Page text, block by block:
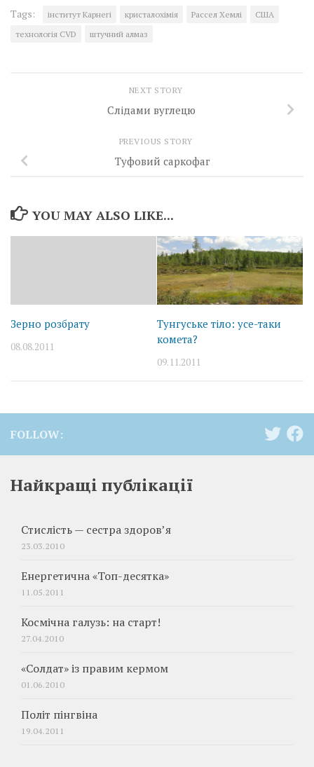
Tags: інститут Карнегі кристалохімія Рассел Хемлі
США
технологія CVD
штучний алмаз
NEXT STORY
Слідами вуглецю
PREVIOUS STORY
Туфовий саркофаг
YOU MAY ALSO LIKE...
Зерно розбрату
08.08.2011
Тунгуське тіло: усе-таки
комета?
09.11.2011
FOLLOW:
Найкращі публікації
Стислість — сестра здоров’я
23.03.2010
Енергетична «Топ-десятка»
11.05.2011
Космічна галузь: на старт!
27.04.2010
«Солдат» із правим кермом
01.06.2010
Політ пінгвіна
19.04.2011